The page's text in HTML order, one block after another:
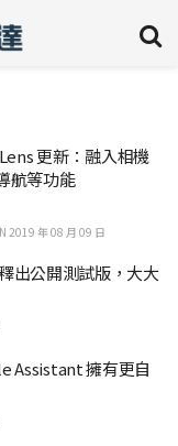
更新：融入相機
航等功能
2019 年 08 月 09 日
出公開測試版，大大
Assistant 擁有更自